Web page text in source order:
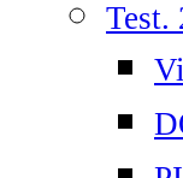
Test.